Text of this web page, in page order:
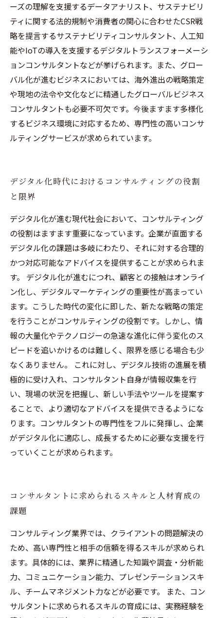
ーズの理解を支援するデータアナリスト、サステナビリ
ティに関する法的規制や消費者の関心に合わせたCSR戦
略を提言するサステナビリティコンサルタント、人工知
能やIoTの導入を支援するデジタルトランスフォーメーシ
ョンコンサルタントなどが挙げられます。また、グロー
バル化が進むビジネスにおいては、海外進出の戦略策定
や現地の法令や文化などに精通したグローバルビジネス
コンサルタントも必要不可欠です。今後ますます多様化
するビジネス環境に対応するため、専門性の高いコンサ
ルティングサービスが求められています。
デジタル化時代におけるコンサルティングの役割
と限界
デジタル化が進む現代社会において、コンサルティング
の役割はますます重要になっています。企業が直面する
デジタル化の課題は多岐にわたり、それに対する合理的
かつ対応可能なアドバイスを提供することが求められま
す。 デジタル化が進むにつれ、顧客との接触はオンライ
ン化し、デジタルマーケティングの重要性が高まってい
ます。こうした時代の変化に即した、新たな戦略の策定
を行うことがコンサルティングの役割です。しかし、情
報の大量化やテクノロジーの急速な進化に伴う変化のス
ピードを追いかけるのは難しく、限界を感じる場合も少
なくありません。 これに対し、デジタル技術の進展を積
極的に受け入れ、コンサルタント自身が情報収集を行
い、現場の状況を把握し、新しい手法やツールを提案す
ることで、より適切なアドバイスを提供できるようにな
ります。コンサルタントの専門性をフルに発揮し、企業
がデジタル化に適応し、成長するために必要な支援を行
っていくことが求められます。
コンサルタントに求められるスキルと人材育成の
課題
コンサルティング業界では、クライアントの問題解決の
ため、高い専門性と相手の信頼を得るスキルが求められ
ます。具体的には、業界に精通した知識や調査・分析能
力、コミュニケーション能力、プレゼンテーションスキ
ル、チームマネジメント力などが必要です。 また、コン
サルタントに求められるスキルの育成には、実務経験を